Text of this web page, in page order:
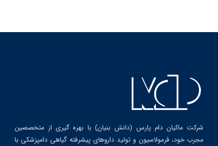
شرکت ماکیان دام پارس (دانش بنیان) با بهره گیری از متخصصین
مجرب خود، فرمولاسیون و تولید داروهای پیشرفته گیاهی دامپزشکی با